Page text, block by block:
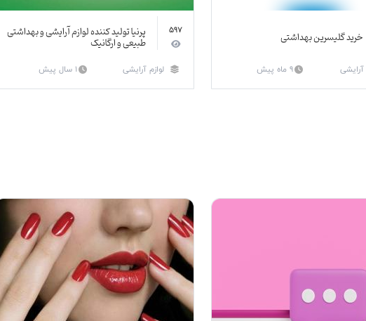
خرید گلیسرین بهداشتی
آرایشی 9 ماه پیش
597 پرنیا تولید کننده لوازم آرایشی و بهداشتی
طبیعی و ارگانیک
لوازم آرایشی 1 سال پیش